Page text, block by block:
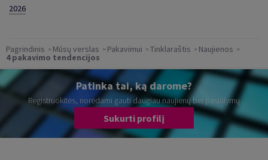
2026
Pagrindinis Mūsų verslas Pakavimui Tinklaraštis Naujienos
4 pakavimo tendencijos
Patinka tai, ką darome?
Registruokitės, norėdami gauti daugiau naujienų bei pasiūlymų
Sukurti profilį